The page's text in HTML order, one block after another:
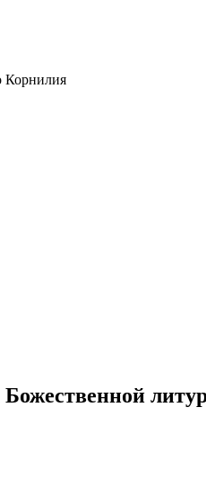
Корнилия